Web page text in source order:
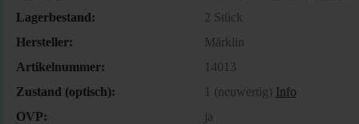
Lagerbestand: 2 Stück
Hersteller:
Märklin
Artikelnummer:
14013
Zustand (optisch):
1 (neuwertig) Info
OVP:
ja